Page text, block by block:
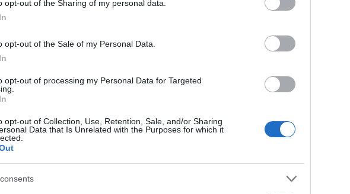
opt-out of the Sharing of my personal data.
opt-out of the Sale of my Personal Data.
opt-out of processing my Personal Data for Targeted
opt-out of Collection, Use, Retention, Sale, and/or Sharing
Data that Is Unrelated with the Purposes for which it